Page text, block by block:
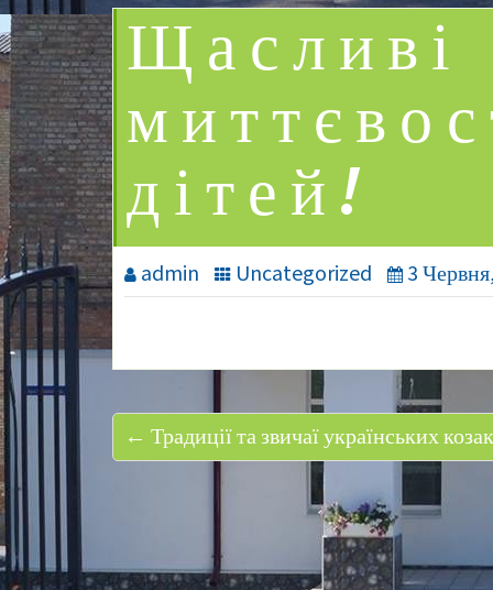
Щасливі
дітей!
admin Uncategorized 3
← Традиції та звичаї українських